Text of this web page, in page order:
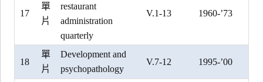
17
單
片
restaurant
administration
quarterly
V.1-13 1960-’73
18
單
片
Development and
psychopathology
V.7-12 1995-’00